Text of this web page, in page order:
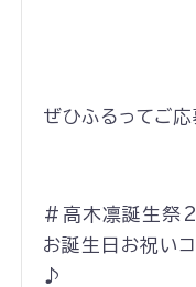
ぜひふるってご応
#高木凛誕生祭
お誕生日お祝いコ
♪